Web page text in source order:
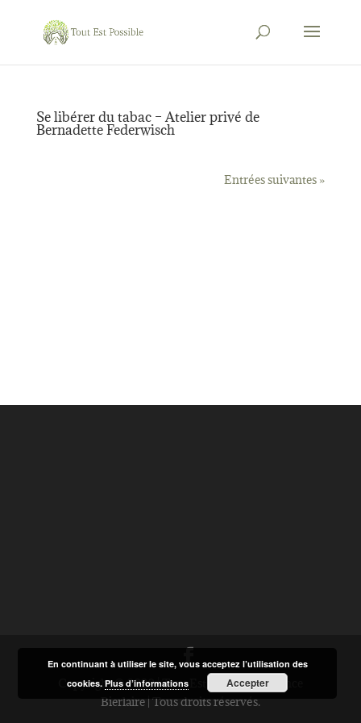
Se libérer du tabac – Atelier privé de
Bernadette Federwisch
Entrées suivantes »
Copyright © 2020 | Tout Est Possible | Florence
Bierlaire | Tous droits réservés.
En continuant à utiliser le site, vous acceptez l’utilisation des
cookies.Plus d’informations Accepter